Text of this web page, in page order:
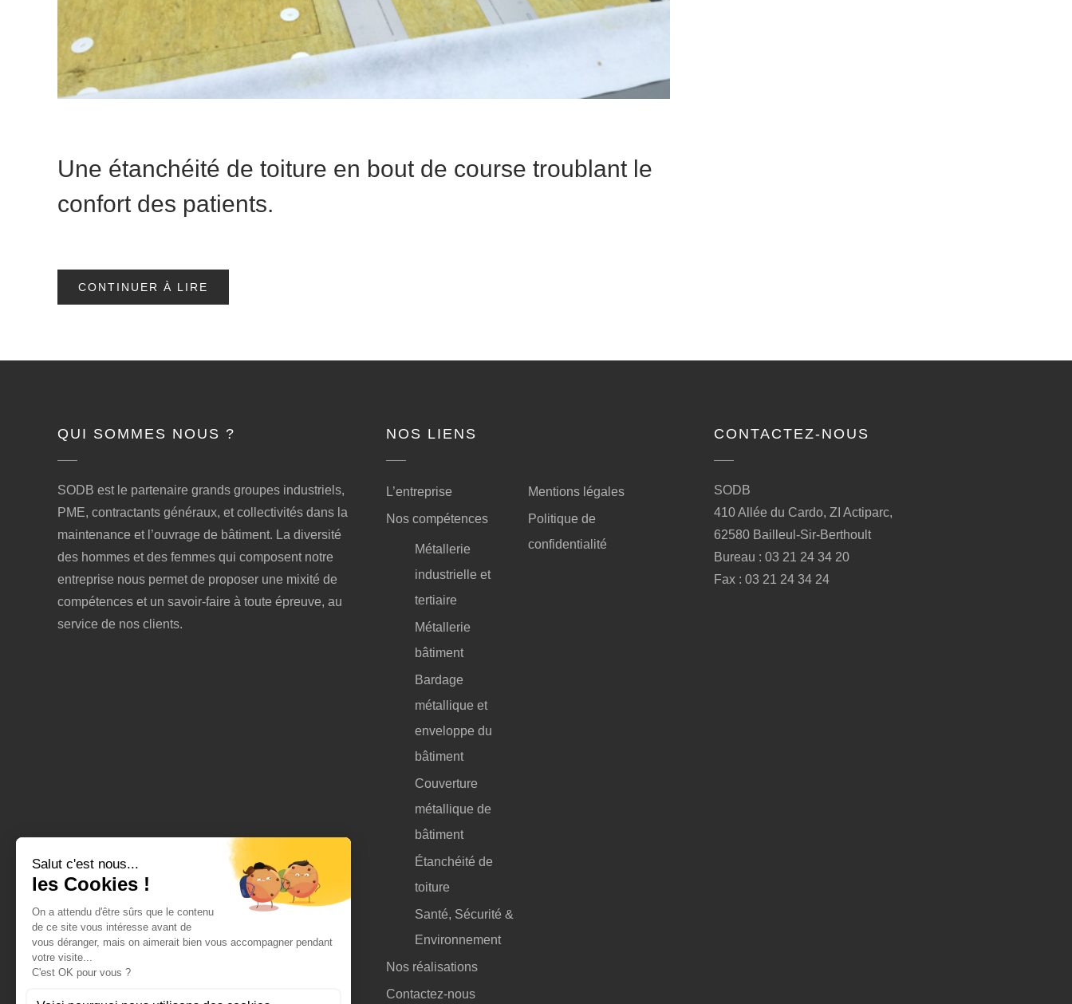
Une étanchéité de toiture en bout de course troublant le
confort des patients.
CONTINUER À LIRE
QUI SOMMES NOUS ?
SODB est le partenaire grands groupes industriels,
PME, contractants généraux, et collectivités dans la
maintenance et l’ouvrage de bâtiment. La diversité
des hommes et des femmes qui composent notre
entreprise nous permet de proposer une mixité de
compétences et un savoir-faire à toute épreuve, au
service de nos clients.
NOS LIENS
L’entreprise
Nos compétences
Métallerie
industrielle et
tertiaire
Métallerie
bâtiment
Bardage
métallique et
enveloppe du
bâtiment
Couverture
métallique de
bâtiment
Étanchéité de
toiture
Santé, Sécurité &
Environnement
Nos réalisations
Contactez-nous
Mentions légales
Politique de
confidentialité
CONTACTEZ-NOUS
SODB
410 Allée du Cardo, ZI Actiparc,
62580 Bailleul-Sir-Berthoult
Bureau : 03 21 24 34 20
Fax : 03 21 24 34 24